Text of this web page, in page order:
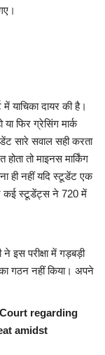
याचिका दायर की है।
या फिर ग्रेसिंग मार्क
सारे सवाल सही करता
तो माइनस मार्किंग
ही नहीं यदि स्टूडेंट एक
कई स्टूडेंट्स ने 720 में
इस परीक्षा में गड़बड़ी
गठन नहीं किया। अपने
regarding
amidst